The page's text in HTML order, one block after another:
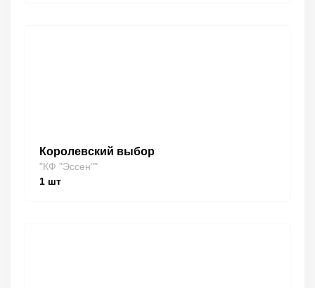
Королевский выбор
"КФ "Эссен""
1 шт